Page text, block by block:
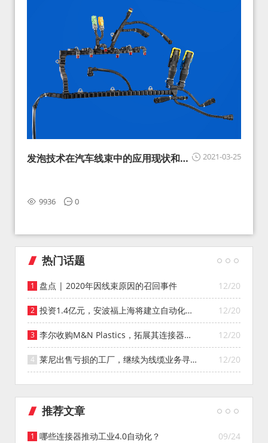
2021-03-25
发泡技术在汽车线束中的应用现状和展
9936 0
热门话题
12/20
盘点 | 2020年因线束原因的召回事件
12/20
投资1.4亿元，安波福上海将建立自动化智
能仓库
12/20
李尔收购M&N Plastics，拓展其连接器系
统业务
12/20
莱尼出售亏损的工厂，继续为线缆业务寻找
投资者
推荐文章
09/24
哪些连接器推动工业4.0自动化？